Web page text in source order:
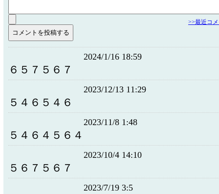
>>最近コ
2024/1/16 18:59
６５７５６７
2023/12/13 11:29
５４６５４６
2023/11/8 1:48
５４６４５６４
2023/10/4 14:10
５６７５６７
2023/7/19 3:5